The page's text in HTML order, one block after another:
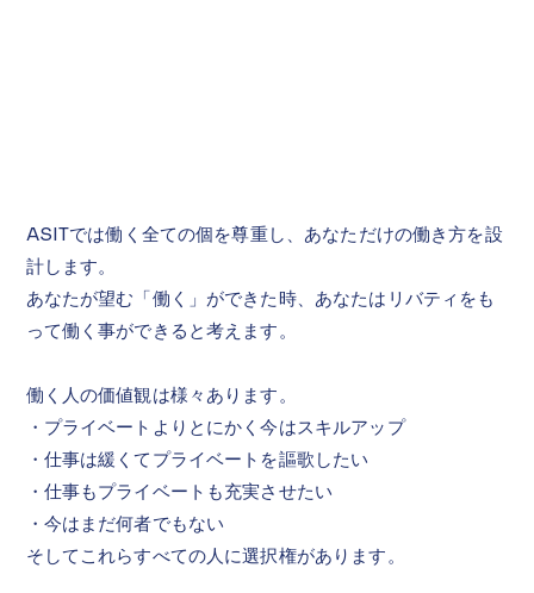
​ASITでは働く全ての個を尊重し、あなただけの働き方を設
計します。
あなたが望む「働く」ができた時、あなたはリバティをも
って働く事ができると考えます。
働く人の価値観は様々あります。
・プライベートよりとにかく今はスキルアップ
・仕事は緩くてプライベートを謳歌したい
・仕事もプライベートも充実させたい
・今はまだ何者でもない
そしてこれらすべての人に選択権があります。